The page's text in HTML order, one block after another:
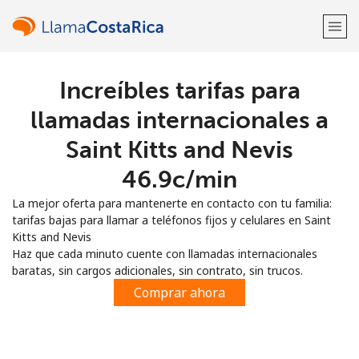
¡Bienvenido!
Regístrate con
o
Increíbles tarifas para
llamadas internacionales a
Saint Kitts and Nevis
⁦46.9c⁩/min
La mejor oferta para mantenerte en contacto con tu familia:
tarifas bajas para llamar a teléfonos fijos y celulares en Saint
Kitts and Nevis
Haz que cada minuto cuente con llamadas internacionales
baratas, sin cargos adicionales, sin contrato, sin trucos.
Comprar ahora